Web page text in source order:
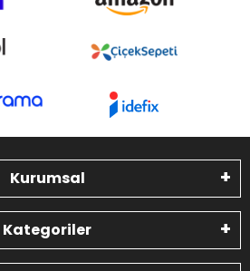
Kurumsal
Kategoriler